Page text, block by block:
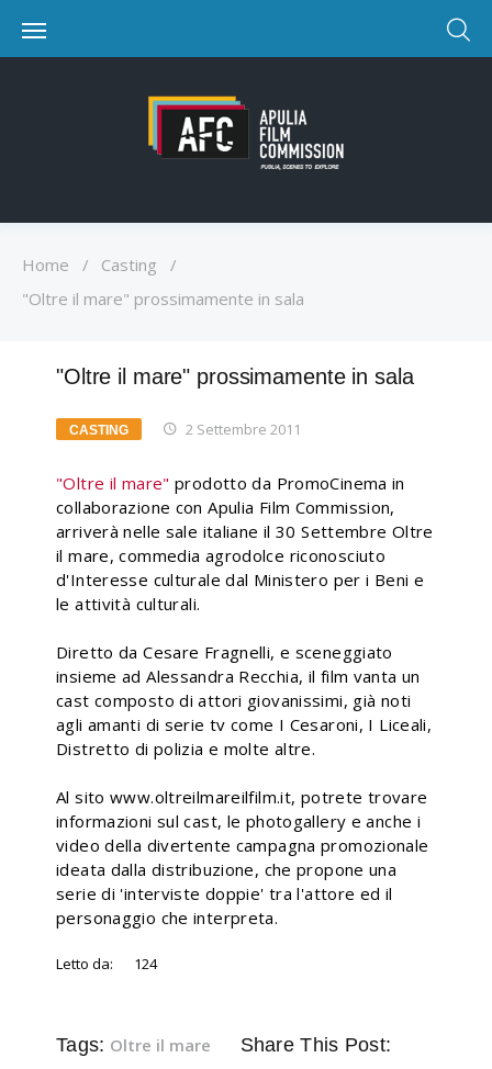
Home / Casting
/
"Oltre il mare" prossimamente in sala
"Oltre il mare" prossimamente in sala
CASTING 2 Settembre 2011
"Oltre il mare" prodotto da PromoCinema in
collaborazione con Apulia Film Commission,
arriverà nelle sale italiane il 30 Settembre Oltre
il mare, commedia agrodolce riconosciuto
d'Interesse culturale dal Ministero per i Beni e
le attività culturali.
Diretto da Cesare Fragnelli, e sceneggiato
insieme ad Alessandra Recchia, il film vanta un
cast composto di attori giovanissimi, già noti
agli amanti di serie tv come I Cesaroni, I Liceali,
Distretto di polizia e molte altre.
Al sito www.oltreilmareilfilm.it, potrete trovare
informazioni sul cast, le photogallery e anche i
video della divertente campagna promozionale
ideata dalla distribuzione, che propone una
serie di 'interviste doppie' tra l'attore ed il
personaggio che interpreta.
Letto da: 124
Tags: Oltre il mare Share This Post: